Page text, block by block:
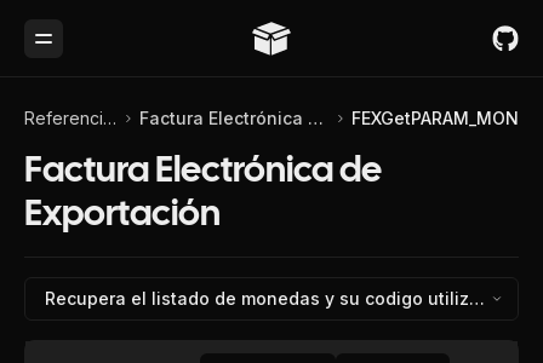
Toggle Menu
Referencia de API Factura Electrónica de Exportación FEXGetPARAM_MON
Factura Electrónica de
Exportación
Recupera el listado de monedas y su codigo